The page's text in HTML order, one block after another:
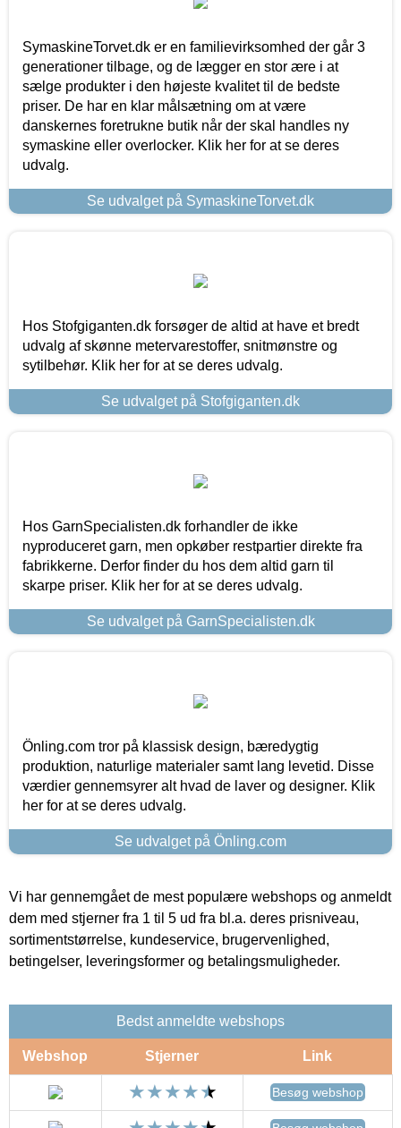
SymaskineTorvet.dk er en familievirksomhed der går 3
generationer tilbage, og de lægger en stor ære i at
sælge produkter i den højeste kvalitet til de bedste
priser. De har en klar målsætning om at være
danskernes foretrukne butik når der skal handles ny
symaskine eller overlocker. Klik her for at se deres
udvalg.
Se udvalget på SymaskineTorvet.dk
Hos Stofgiganten.dk forsøger de altid at have et bredt
udvalg af skønne metervarestoffer, snitmønstre og
sytilbehør. Klik her for at se deres udvalg.
Se udvalget på Stofgiganten.dk
Hos GarnSpecialisten.dk forhandler de ikke
nyproduceret garn, men opkøber restpartier direkte fra
fabrikkerne. Derfor finder du hos dem altid garn til
skarpe priser. Klik her for at se deres udvalg.
Se udvalget på GarnSpecialisten.dk
Önling.com tror på klassisk design, bæredygtig
produktion, naturlige materialer samt lang levetid. Disse
værdier gennemsyrer alt hvad de laver og designer. Klik
her for at se deres udvalg.
Se udvalget på Önling.com
Vi har gennemgået de mest populære webshops og anmeldt
dem med stjerner fra 1 til 5 ud fra bl.a. deres prisniveau,
sortimentstørrelse, kundeservice, brugervenlighed,
betingelser, leveringsformer og betalingsmuligheder.
Bedst anmeldte webshops
Webshop Stjerner Link
Besøg webshop